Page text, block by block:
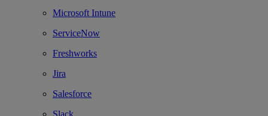
Microsoft Intune
ServiceNow
Freshworks
Jira
Salesforce